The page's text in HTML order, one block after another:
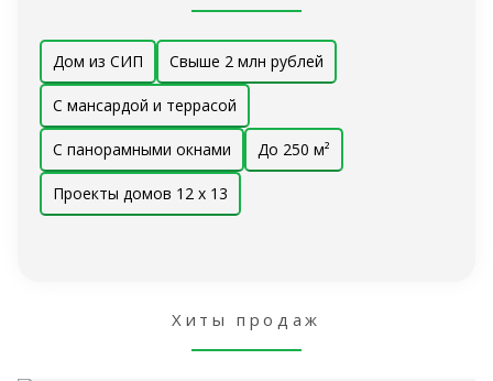
Дом из СИП Свыше 2 млн рублей
С мансардой и террасой
С панорамными окнами До 250 м²
Проекты домов 12 x 13
Хиты продаж